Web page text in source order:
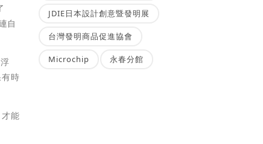
自
時
能
JDIE日本設計創意暨發明展
台灣發明商品促進協會
Microchip 永春分館